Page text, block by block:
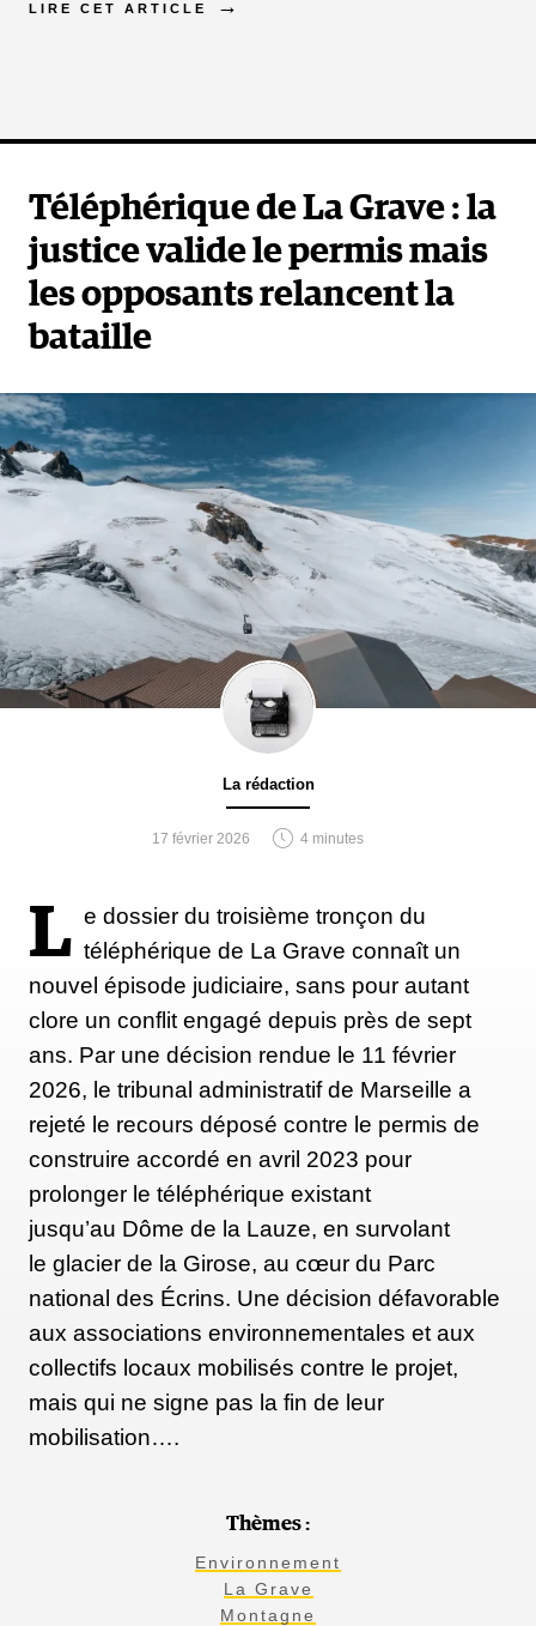
LIRE CET ARTICLE
Téléphérique de La Grave : la
justice valide le permis mais
les opposants relancent la
bataille
La rédaction
17 février 2026 4 minutes
L e dossier du troisième tronçon du
téléphérique de La Grave connaît un
nouvel épisode judiciaire, sans pour autant
clore un conflit engagé depuis près de sept
ans. Par une décision rendue le 11 février
2026, le tribunal administratif de Marseille a
rejeté le recours déposé contre le permis de
construire accordé en avril 2023 pour
prolonger le téléphérique existant
jusqu’au Dôme de la Lauze, en survolant
le glacier de la Girose, au cœur du Parc
national des Écrins. Une décision défavorable
aux associations environnementales et aux
collectifs locaux mobilisés contre le projet,
mais qui ne signe pas la fin de leur
mobilisation….
Thèmes :
Environnement
La Grave
Montagne